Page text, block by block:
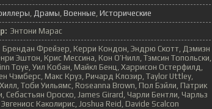
Драмы Военные Исторические
Энтони Марас
Брендан Фрейзер, Керри Кондон, Эндрю Скотт, Дэмиэн
Эштон, Крис Мессина, Кон О’Нилл, Тэмсин Топольски,
Toye, Уил Кобан, Майкл Бенц, Харрисон Остерфилд,
Чэмберс, Макс Круз, Ричард Клозир, Taylor Uttley,
Тоби Уильямс, Roseanna Brown, Пол Бэйли, Патрик
Себастьян Ороско, James Girard, Чарли Бентли, Чарльз
Каколирис, Joshua Reid, Davide Scalcon